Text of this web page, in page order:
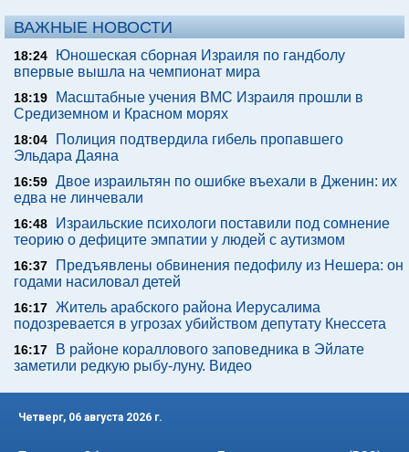
ВАЖНЫЕ НОВОСТИ
18:24
Юношеская сборная Израиля по гандболу
впервые вышла на чемпионат мира
18:19
Масштабные учения ВМС Израиля прошли в
Средиземном и Красном морях
18:04
Полиция подтвердила гибель пропавшего
Эльдара Даяна
16:59 Двое израильтян по ошибке въехали в Дженин: их
едва не линчевали
16:48
Израильские психологи поставили под сомнение
теорию о дефиците эмпатии у людей с аутизмом
16:37
Предъявлены обвинения педофилу из Нешера: он
годами насиловал детей
16:17 Житель арабского района Иерусалима
подозревается в угрозах убийством депутату Кнессета
16:17
В районе кораллового заповедника в Эйлате
заметили редкую рыбу-луну. Видео
Четверг, 06 августа 2026 г.